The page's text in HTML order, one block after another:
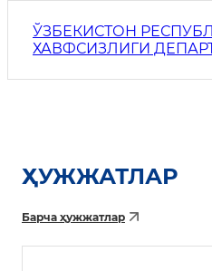
ЎЗБЕКИСТОН
ХАВФСИЗЛИГИ
ҲУЖЖАТЛАР
Барча ҳужжатлар